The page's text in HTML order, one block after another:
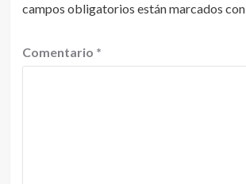
campos obligatorios están marcados con
Comentario *